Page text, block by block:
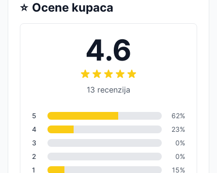
⭐ Ocene kupaca
4.6
13 recenzija
5 62%
4
23%
3
0%
2
0%
1
15%